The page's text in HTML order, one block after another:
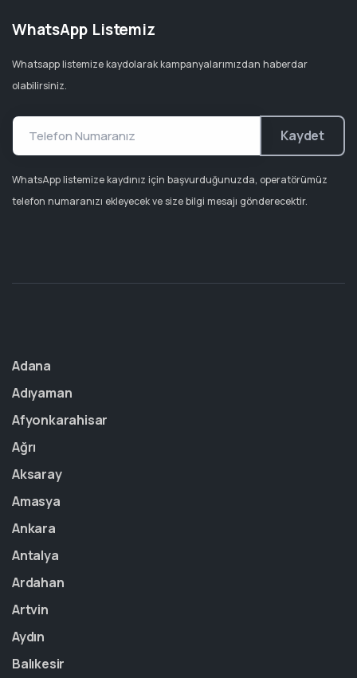
WhatsApp Listemiz
Whatsapp listemize kaydolarak kampanyalarımızdan haberdar
olabilirsiniz.
Kaydet
WhatsApp listemize kaydınız için başvurduğunuzda, operatörümüz
telefon numaranızı ekleyecek ve size bilgi mesajı gönderecektir.
Adana
Adıyaman
Afyonkarahisar
Ağrı
Aksaray
Amasya
Ankara
Antalya
Ardahan
Artvin
Aydın
Balıkesir